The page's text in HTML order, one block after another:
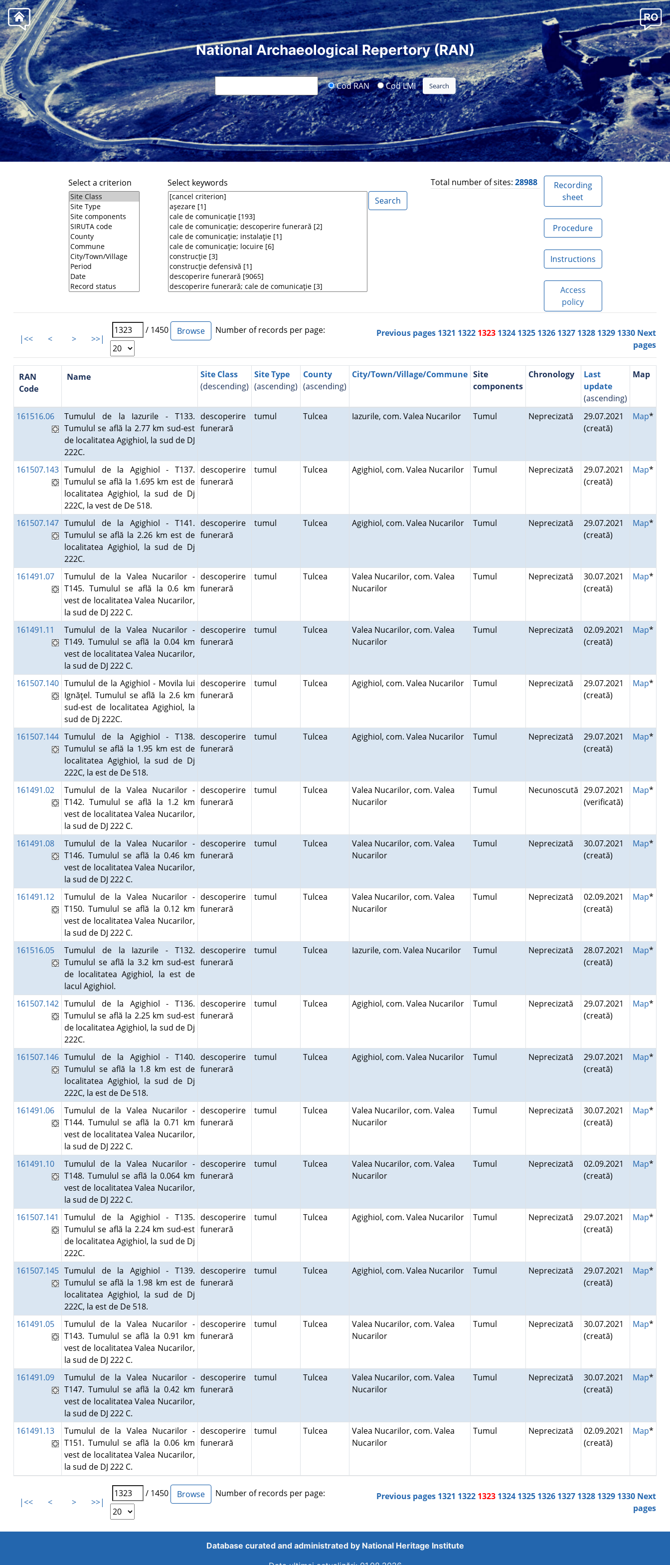
National Archaeological Repertory (RAN)
Cod RAN Cod LMI
Select a criterion Select keywords Total number of sites: 28988
Recording
sheet
Procedure
Instructions
Access
policy
|<< < > >>|
/ 1450 Number of records per page: Previous pages 1321 1322 1323 1324 1325 1326 1327 1328 1329 1330 Next
pages
RAN
Code
Name
Site Class
(descending)
Site Type
(ascending)
County
(ascending)
City/Town/Village/Commune Site
components
Chronology
Last
update
(ascending)
Map
161516.06
Tumulul de la Iazurile - T133.
Tumulul se află la 2.77 km sud-est
de localitatea Agighiol, la sud de DJ
222C.
descoperire
funerară
tumul Tulcea Iazurile, com. Valea Nucarilor Tumul Neprecizată
29.07.2021
(creată)
Map*
161507.143 Tumulul de la Agighiol - T137.
Tumulul se află la 1.695 km est de
localitatea Agighiol, la sud de Dj
222C, la vest de De 518.
descoperire
funerară
tumul Tulcea Agighiol, com. Valea Nucarilor Tumul Neprecizată
29.07.2021
(creată)
Map*
161507.147 Tumulul de la Agighiol - T141.
Tumulul se află la 2.26 km est de
localitatea Agighiol, la sud de Dj
222C.
descoperire
funerară
tumul Tulcea Agighiol, com. Valea Nucarilor Tumul Neprecizată
29.07.2021
(creată)
Map*
161491.07
Tumulul de la Valea Nucarilor -
T145. Tumulul se află la 0.6 km
vest de localitatea Valea Nucarilor,
la sud de DJ 222 C.
descoperire
funerară
tumul Tulcea
Valea Nucarilor, com. Valea
Nucarilor
Tumul Neprecizată
30.07.2021
(creată)
Map*
161491.11
Tumulul de la Valea Nucarilor -
T149. Tumulul se află la 0.04 km
vest de localitatea Valea Nucarilor,
la sud de DJ 222 C.
descoperire
funerară
tumul Tulcea
Valea Nucarilor, com. Valea
Nucarilor
Tumul Neprecizată
02.09.2021
(creată)
Map*
161507.140 Tumulul de la Agighiol - Movila lui
Ignăţel. Tumulul se află la 2.6 km
sud-est de localitatea Agighiol, la
sud de Dj 222C.
descoperire
funerară
tumul Tulcea Agighiol, com. Valea Nucarilor Tumul Neprecizată
29.07.2021
(creată)
Map*
161507.144 Tumulul de la Agighiol - T138.
Tumulul se află la 1.95 km est de
localitatea Agighiol, la sud de Dj
222C, la est de De 518.
descoperire
funerară
tumul Tulcea Agighiol, com. Valea Nucarilor Tumul Neprecizată
29.07.2021
(creată)
Map*
161491.02
Tumulul de la Valea Nucarilor -
T142. Tumulul se află la 1.2 km
vest de localitatea Valea Nucarilor,
la sud de DJ 222 C.
descoperire
funerară
tumul Tulcea
Valea Nucarilor, com. Valea
Nucarilor
Tumul Necunoscută 29.07.2021
(verificată)
Map*
161491.08
Tumulul de la Valea Nucarilor -
T146. Tumulul se află la 0.46 km
vest de localitatea Valea Nucarilor,
la sud de DJ 222 C.
descoperire
funerară
tumul Tulcea
Valea Nucarilor, com. Valea
Nucarilor
Tumul Neprecizată
30.07.2021
(creată)
Map*
161491.12
Tumulul de la Valea Nucarilor -
T150. Tumulul se află la 0.12 km
vest de localitatea Valea Nucarilor,
la sud de DJ 222 C.
descoperire
funerară
tumul Tulcea
Valea Nucarilor, com. Valea
Nucarilor
Tumul Neprecizată
02.09.2021
(creată)
Map*
161516.05
Tumulul de la Iazurile - T132.
Tumulul se află la 3.2 km sud-est
de localitatea Agighiol, la est de
lacul Agighiol.
descoperire
funerară
tumul Tulcea Iazurile, com. Valea Nucarilor Tumul Neprecizată
28.07.2021
(creată)
Map*
161507.142 Tumulul de la Agighiol - T136.
Tumulul se află la 2.25 km sud-est
de localitatea Agighiol, la sud de Dj
222C.
descoperire
funerară
tumul Tulcea Agighiol, com. Valea Nucarilor Tumul Neprecizată
29.07.2021
(creată)
Map*
161507.146 Tumulul de la Agighiol - T140.
Tumulul se află la 1.8 km est de
localitatea Agighiol, la sud de Dj
222C, la est de De 518.
descoperire
funerară
tumul Tulcea Agighiol, com. Valea Nucarilor Tumul Neprecizată
29.07.2021
(creată)
Map*
161491.06
Tumulul de la Valea Nucarilor -
T144. Tumulul se află la 0.71 km
vest de localitatea Valea Nucarilor,
la sud de DJ 222 C.
descoperire
funerară
tumul Tulcea
Valea Nucarilor, com. Valea
Nucarilor
Tumul Neprecizată
30.07.2021
(creată)
Map*
161491.10
Tumulul de la Valea Nucarilor -
T148. Tumulul se află la 0.064 km
vest de localitatea Valea Nucarilor,
la sud de DJ 222 C.
descoperire
funerară
tumul Tulcea
Valea Nucarilor, com. Valea
Nucarilor
Tumul Neprecizată
02.09.2021
(creată)
Map*
161507.141
Tumulul de la Agighiol - T135.
Tumulul se află la 2.24 km sud-est
de localitatea Agighiol, la sud de Dj
222C.
descoperire
funerară
tumul Tulcea Agighiol, com. Valea Nucarilor Tumul Neprecizată
29.07.2021
(creată)
Map*
161507.145 Tumulul de la Agighiol - T139.
Tumulul se află la 1.98 km est de
localitatea Agighiol, la sud de Dj
222C, la est de De 518.
descoperire
funerară
tumul Tulcea Agighiol, com. Valea Nucarilor Tumul Neprecizată
29.07.2021
(creată)
Map*
161491.05
Tumulul de la Valea Nucarilor -
T143. Tumulul se află la 0.91 km
vest de localitatea Valea Nucarilor,
la sud de DJ 222 C.
descoperire
funerară
tumul Tulcea
Valea Nucarilor, com. Valea
Nucarilor
Tumul Neprecizată
30.07.2021
(creată)
Map*
161491.09
Tumulul de la Valea Nucarilor -
T147. Tumulul se află la 0.42 km
vest de localitatea Valea Nucarilor,
la sud de DJ 222 C.
descoperire
funerară
tumul Tulcea
Valea Nucarilor, com. Valea
Nucarilor
Tumul Neprecizată
30.07.2021
(creată)
Map*
161491.13
Tumulul de la Valea Nucarilor -
T151. Tumulul se află la 0.06 km
vest de localitatea Valea Nucarilor,
la sud de DJ 222 C.
descoperire
funerară
tumul Tulcea
Valea Nucarilor, com. Valea
Nucarilor
Tumul Neprecizată
02.09.2021
(creată)
Map*
|<< < > >>|
/ 1450 Number of records per page: Previous pages 1321 1322 1323 1324 1325 1326 1327 1328 1329 1330 Next
pages
Database curated and administrated by National Heritage Institute